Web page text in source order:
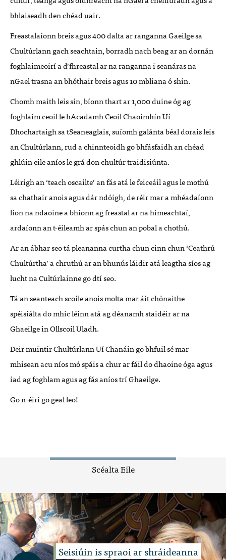
bhlaiseadh den chéad uair.
Freastalaíonn breis agus 400 dalta ar ranganna Gaeilge sa
Chultúrlann gach seachtain, borradh nach beag ar an dornán
foghlaimeoirí a d’fhreastal ar na ranganna i seanáras na
nGael trasna an bhóthair breis agus 10 mbliana ó shin.
Chomh maith leis sin, bíonn thart ar 1,000 duine óg ag
foghlaim ceoil le hAcadamh Ceoil Chaoimhín Uí
Dhochartaigh sa tSeaneaglais, suíomh galánta béal dorais leis
an Chultúrlann, rud a chinnteoidh go bhfásfaidh an chéad
ghlúin eile aníos le grá don chultúr traidisiúnta.
Léirigh an ‘teach oscailte’ an fás atá le feiceáil agus le mothú
sa chathair anois agus dár ndóigh, de réir mar a mhéadaíonn
líon na ndaoine a bhíonn ag freastal ar na himeachtaí,
ardaíonn an t-éileamh ar spás chun an pobal a chothú.
Ar an ábhar seo tá pleananna curtha chun cinn chun ‘Ceathrú
Chultúrtha’ a chruthú ar an bhunús láidir atá leagtha síos ag
lucht na Cultúrlainne go dtí seo.
Tá an seanteach scoile anois molta mar áit chónaithe
spéisiálta do mhic léinn atá ag déanamh staidéir ar na
Ghaeilge in Ollscoil Uladh.
Deir muintir Chultúrlann Uí Chanáin go bhfuil sé mar
mhisean acu níos mó spáis a chur ar fáil do dhaoine óga agus
iad ag foghlam agus ag fás aníos trí Ghaeilge.
Go n-éirí go geal leo!
Scéalta Eile
Seisiúin is spraoi ar shráideanna